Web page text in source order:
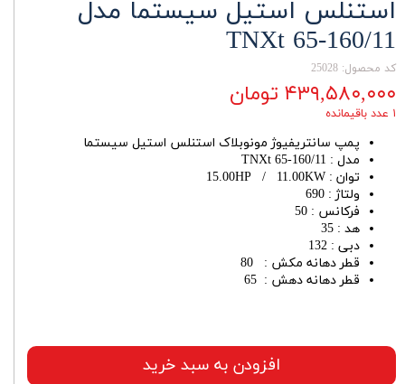
استنلس استیل سیستما مدل
TNXt 65-160/11
کد محصول: 25028
۴۳۹,۵۸۰,۰۰۰ تومان
۱ عدد باقیمانده
پمپ سانتریفیوژ مونوبلاک استنلس استیل سیستما
مدل : TNXt 65-160/11
توان : 15.00HP / 11.00KW
ولتاژ : 690
فرکانس : 50
هد : 35
دبی : 132
قطر دهانه مکش : 80
قطر دهانه دهش : 65
افزودن به سبد خرید